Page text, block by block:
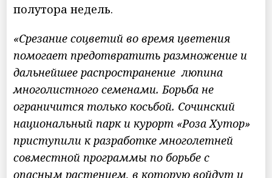
полутора недель.
«Срезание соцветий во время цветения
помогает предотвратить размножение и
дальнейшее распространение люпина
многолистного семенами. Борьба не
ограничится только косьбой. Сочинский
национальный парк и курорт «Роза Хутор»
приступили к разработке многолетней
совместной программы по борьбе с
опасным растением, в которую войдут и